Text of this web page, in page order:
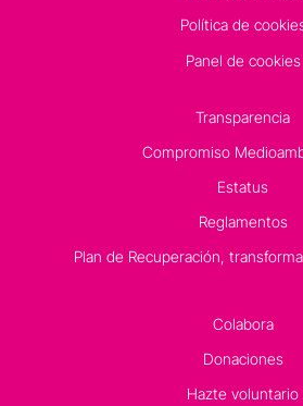
Política de
Panel de cookies
Transparencia
Compromiso
Estatus
Reglamentos
Plan de Recuperación,
Colabora
Donaciones
Hazte voluntario